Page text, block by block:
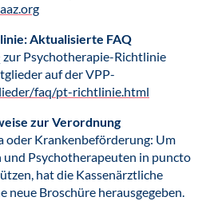
Aktualisierte FAQ
Psychotherapie-Richtlinie
auf der VPP-
faq/pt-richtlinie.html
zur Verordnung
oder Krankenbeförderung: Um
Psychotherapeuten in puncto
hat die Kassenärztliche
neue Broschüre herausgegeben.